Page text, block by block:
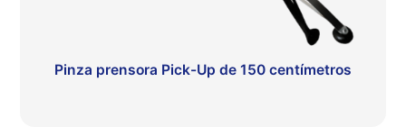
Pinza prensora Pick-Up de 150 centímetros